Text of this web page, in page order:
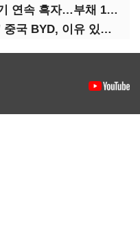
금호석화, 리조트 사업 2분기 연속 흑자…부채 170%↓
'배터리 기업이 전기차까지' 중국 BYD, 이유 있는 선전